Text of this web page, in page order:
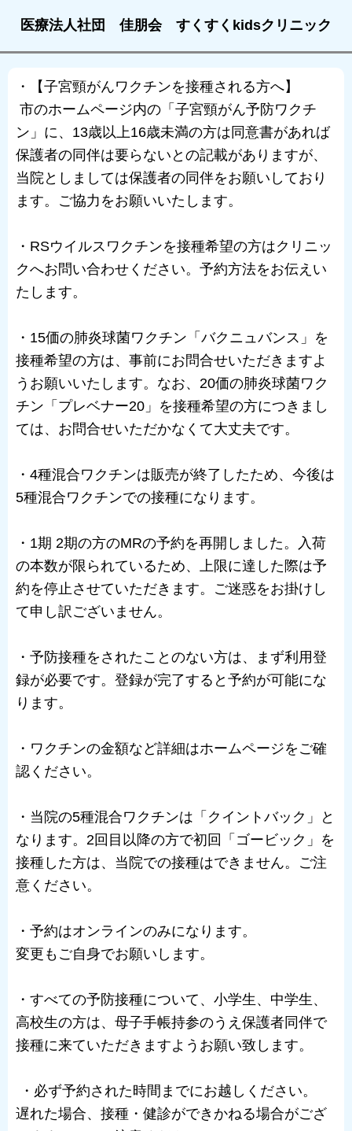
医療法人社団 佳朋会 すくすくkidsクリニック
・【子宮頸がんワクチンを接種される方へ】
市のホームページ内の「子宮頸がん予防ワクチ
ン」に、13歳以上16歳未満の方は同意書があれば
保護者の同伴は要らないとの記載がありますが、
当院としましては保護者の同伴をお願いしており
ます。ご協力をお願いいたします。
・RSウイルスワクチンを接種希望の方はクリニッ
クへお問い合わせください。予約方法をお伝えい
たします。
・15価の肺炎球菌ワクチン「バクニュバンス」を
接種希望の方は、事前にお問合せいただきますよ
うお願いいたします。なお、20価の肺炎球菌ワク
チン「プレベナー20」を接種希望の方につきまし
ては、お問合せいただかなくて大丈夫です。
・4種混合ワクチンは販売が終了したため、今後は
5種混合ワクチンでの接種になります。
・1期 2期の方のMRの予約を再開しました。入荷
の本数が限られているため、上限に達した際は予
約を停止させていただきます。ご迷惑をお掛けし
て申し訳ございません。
・予防接種をされたことのない方は、まず利用登
録が必要です。登録が完了すると予約が可能にな
ります。
・ワクチンの金額など詳細はホームページをご確
認ください。
・当院の5種混合ワクチンは「クイントバック」と
なります。2回目以降の方で初回「ゴービック」を
接種した方は、当院での接種はできません。ご注
意ください。
・予約はオンラインのみになります。
変更もご自身でお願いします。
・すべての予防接種について、小学生、中学生、
高校生の方は、母子手帳持参のうえ保護者同伴で
接種に来ていただきますようお願い致します。
・必ず予約された時間までにお越しください。
遅れた場合、接種・健診ができかねる場合がござ